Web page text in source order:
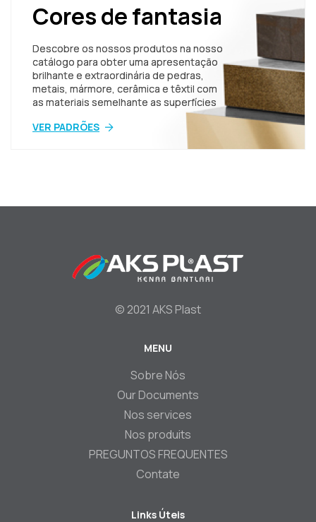
Cores de fantasia
Descobre os nossos produtos na nosso
catálogo para obter uma apresentação
brilhante e extraordinária de pedras,
metais, mármore, cerâmica e têxtil com
as materiais semelhante as superfícies
VER PADRÕES
© 2021 AKS Plast
MENU
Sobre Nós
Our Documents
Nos services
Nos produits
PREGUNTOS FREQUENTES
Contate
Links Úteis